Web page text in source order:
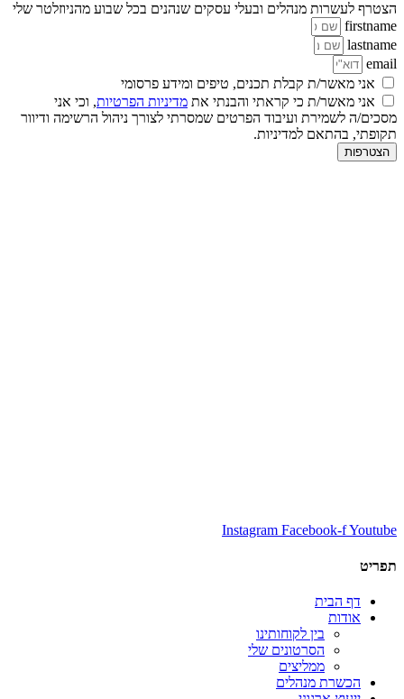
הצטרף לעשרות מנהלים ובעלי עסקים שנהנים בכל שבוע מהניוזלטר שלי
firstname
lastname
email
אני מאשר/ת קבלת תכנים, טיפים ומידע פרסומי
אני מאשר/ת כי קראתי והבנתי את מדיניות הפרטיות, וכי אני
מסכים/ה לשמירת ועיבוד הפרטים שמסרתי לצורך ניהול הרשימה ודיוור
תקופתי, בהתאם למדיניות.
הצטרפות
Instagram Facebook-fYoutube
תפריט
דף הבית
אודות
בין לקוחותינו
הסרטונים שלי
ממליצים
הכשרת מנהלים